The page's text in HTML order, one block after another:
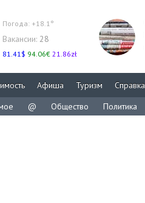
Погода: +18.1°
Вакансии: 28
81.41$ 94.06€ 21.86zł
Афиша Туризм Справка
@ Общество Политика